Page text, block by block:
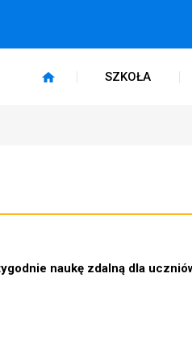
SZKOŁA
naukę zdalną dla